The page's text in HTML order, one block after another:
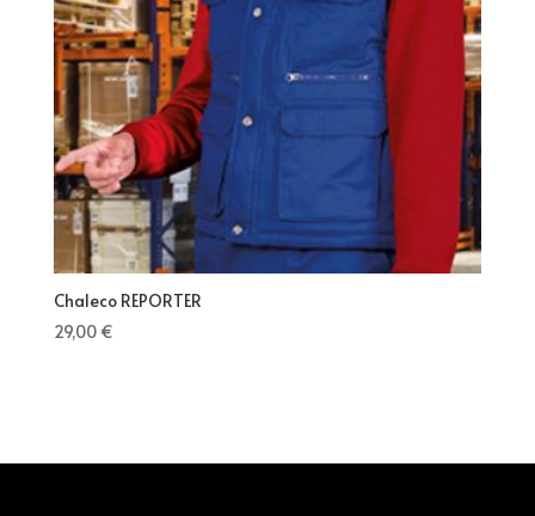
Chaleco REPORTER
29,00€